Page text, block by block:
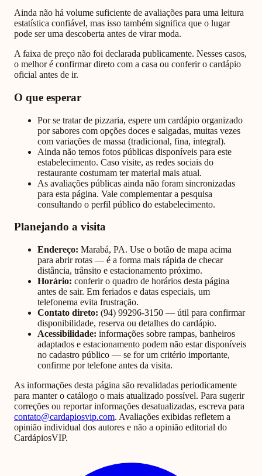
Ainda não há volume suficiente de avaliações para uma leitura
estatística confiável, mas isso também significa que o lugar
pode ser uma descoberta antes de virar moda.
A faixa de preço não foi declarada publicamente. Nesses casos,
o melhor é confirmar direto com a casa ou conferir o cardápio
oficial antes de ir.
O que esperar
Por se tratar de pizzaria, espere um cardápio organizado
por sabores com opções doces e salgadas, muitas vezes
com variações de massa (tradicional, fina, integral).
Ainda não temos fotos públicas disponíveis para este
estabelecimento. Caso visite, as redes sociais do
restaurante costumam ter material mais atual.
As avaliações públicas ainda não foram sincronizadas
para esta página. Vale complementar a pesquisa
consultando o perfil público do estabelecimento.
Planejando a visita
Endereço: Marabá, PA. Use o botão de mapa acima
para abrir rotas — é a forma mais rápida de checar
distância, trânsito e estacionamento próximo.
Horário: conferir o quadro de horários desta página
antes de sair. Em feriados e datas especiais, um
telefonema evita frustração.
Contato direto: (94) 99296-3150 — útil para confirmar
disponibilidade, reserva ou detalhes do cardápio.
Acessibilidade: informações sobre rampas, banheiros
adaptados e estacionamento podem não estar disponíveis
no cadastro público — se for um critério importante,
confirme por telefone antes da visita.
As informações desta página são revalidadas periodicamente
para manter o catálogo o mais atualizado possível. Para sugerir
correções ou reportar informações desatualizadas, escreva para
contato@cardapiosvip.com. Avaliações exibidas refletem a
opinião individual dos autores e não a opinião editorial do
CardápiosVIP.